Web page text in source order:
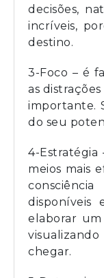
decisões,
incríveis,
destino.
3-Foco – é
as
importante.
do seu
4-
meios mais
disponíveis
elaborar um
chegar.